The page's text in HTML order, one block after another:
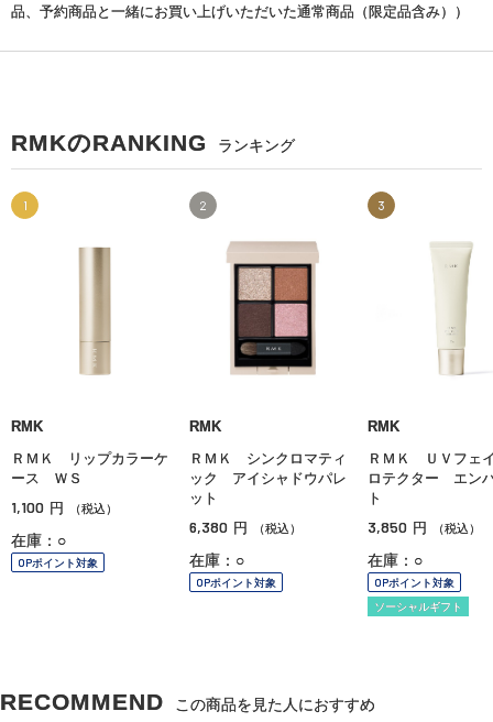
品、予約商品と一緒にお買い上げいただいた通常商品（限定品含み））
RMKのRANKING ランキング
1
RMK
ＲＭＫ リップカラーケ
ース ＷＳ
1,100 円 （税込）
在庫：○
OPポイント対象
2
RMK
ＲＭＫ シンクロマティ
ック アイシャドウパレ
ット
6,380 円 （税込）
在庫：○
OPポイント対象
3
RMK
ＲＭＫ ＵＶフェ
ロテクター エン
ト
3,850 円 （税込）
在庫：○
OPポイント対象
ソーシャルギフト
RECOMMEND この商品を見た人におすすめ